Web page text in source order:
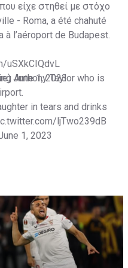
είχε στηθεί με στόχο
- Roma, a été chahuté
l’aéroport de Budapest.
uSXkCIQdvL
June 1, 2023
Anthony Taylor who is
in tears and drinks
ljTwo239dB
1, 2023